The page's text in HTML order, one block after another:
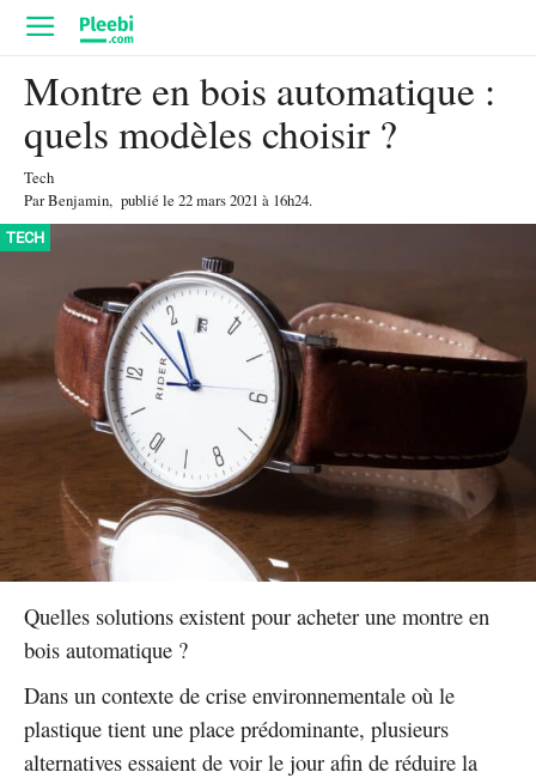
Montre en bois automatique :
quels modèles choisir ?
Tech
ParBenjamin, publié le 22 mars 2021 à 16h24.
TECH
Quelles solutions existent pour acheter une montre en
bois automatique ?
Dans un contexte de crise environnementale où le
plastique tient une place prédominante, plusieurs
alternatives essaient de voir le jour afin de réduire la